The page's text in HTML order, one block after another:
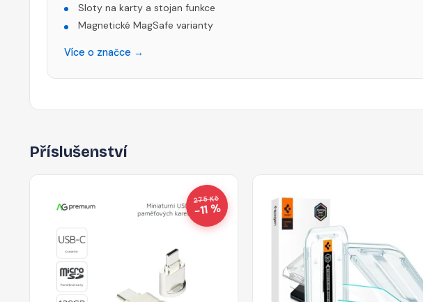
Sloty na karty a stojan funkce
Magnetické MagSafe varianty
Více o značce →
Příslušenství
275 Kč
−11 %